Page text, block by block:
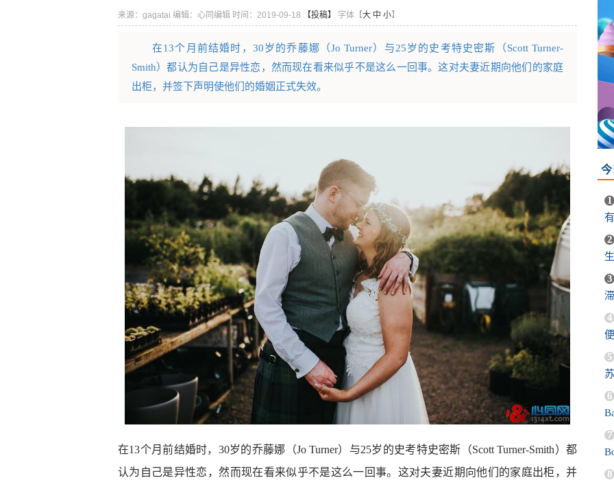
来源：gagatai 编辑：心同编辑 时间：2019-09-18 【投稿】 字体【大 中 小】
在13个月前结婚时，30岁的乔藤娜（Jo Turner）与25岁的史考特史密斯（Scott Turner-
Smith）都认为自己是异性恋，然而现在看来似乎不是这么一回事。这对夫妻近期向他们的家庭
出柜，并签下声明使他们的婚姻正式失效。
在13个月前结婚时，30岁的乔藤娜（Jo Turner）与25岁的史考特史密斯（Scott Turner-Smith）都
认为自己是异性恋，然而现在看来似乎不是这么一回事。这对夫妻近期向他们的家庭出柜，并
今
1
2
3
4
5
6
7
8